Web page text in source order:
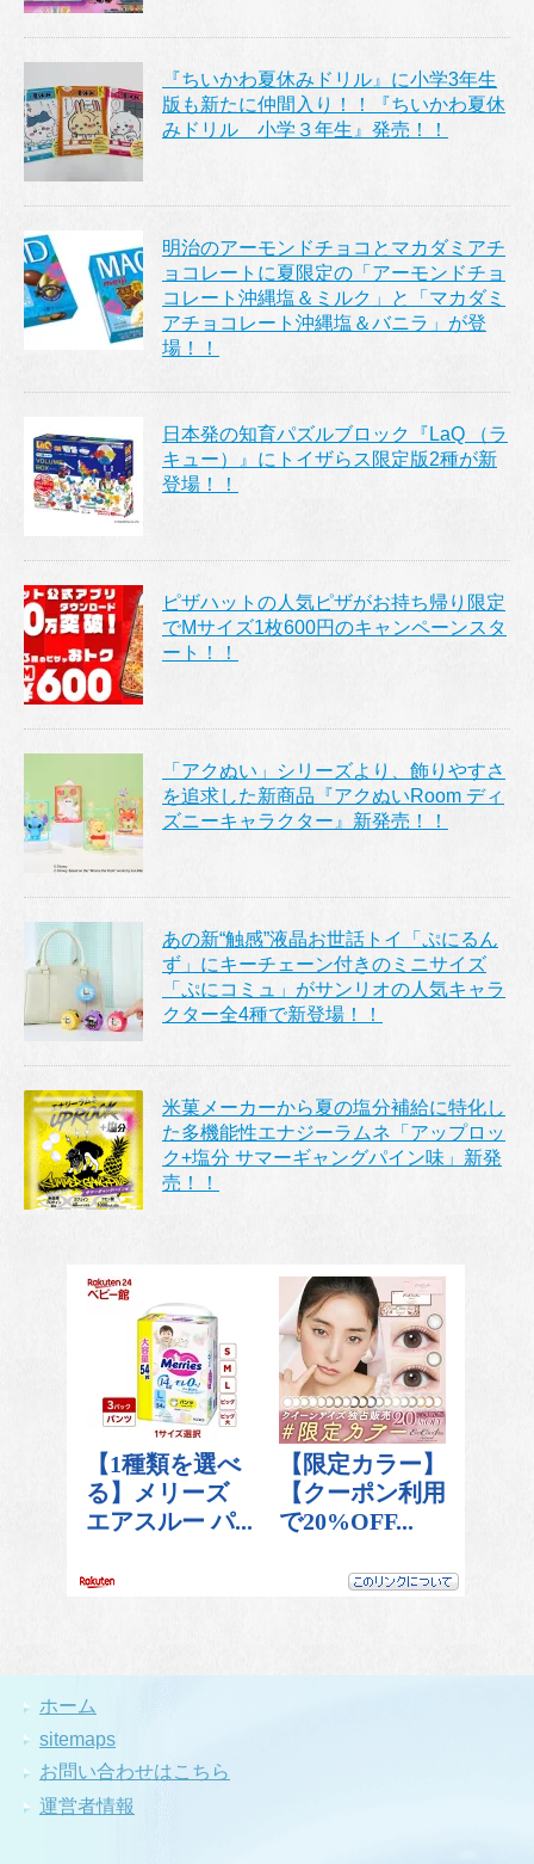
『ちいかわ夏休みドリル』に小学3年生
版も新たに仲間入り！！『ちいかわ夏休
みドリル 小学３年生』発売！！
明治のアーモンドチョコとマカダミアチ
ョコレートに夏限定の「アーモンドチョ
コレート沖縄塩＆ミルク」と「マカダミ
アチョコレート沖縄塩＆バニラ」が登
場！！
日本発の知育パズルブロック『LaQ （ラ
キュー）』にトイザらス限定版2種が新
登場！！
ピザハットの人気ピザがお持ち帰り限定
でMサイズ1枚600円のキャンペーンスタ
ート！！
「アクぬい」シリーズより、飾りやすさ
を追求した新商品『アクぬいRoom ディ
ズニーキャラクター』新発売！！
あの新“触感”液晶お世話トイ「ぷにるん
ず」にキーチェーン付きのミニサイズ
「ぷにコミュ」がサンリオの人気キャラ
クター全4種で新登場！！
米菓メーカーから夏の塩分補給に特化し
た多機能性エナジーラムネ「アップロッ
ク+塩分 サマーギャングパイン味」新発
売！！
ホーム
sitemaps
お問い合わせはこちら
運営者情報